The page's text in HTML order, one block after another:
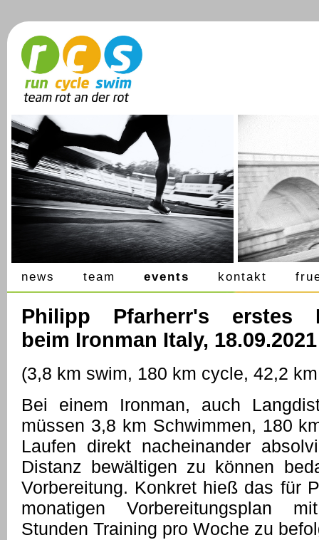
news team events kontakt
Philipp Pfarherr's erstes
beim Ironman Italy, 18.09.2021
(3,8 km swim, 180 km cycle, 42,2
Bei einem Ironman, auch
müssen 3,8 km Schwimmen, 180
Laufen direkt nacheinander
Distanz bewältigen zu können
Vorbereitung. Konkret hieß das für
monatigen Vorbereitungsplan
Stunden Training pro Woche zu